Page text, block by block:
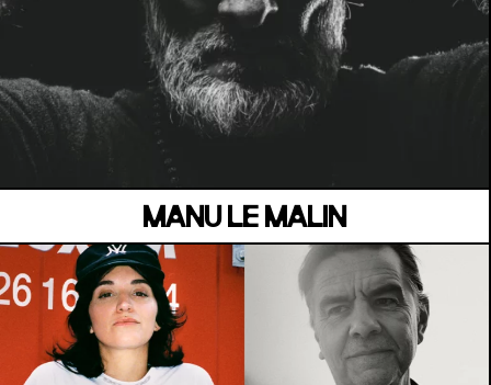
MANU LE MALIN
MANOIR DE KEROUAL
Samedi 04 juillet